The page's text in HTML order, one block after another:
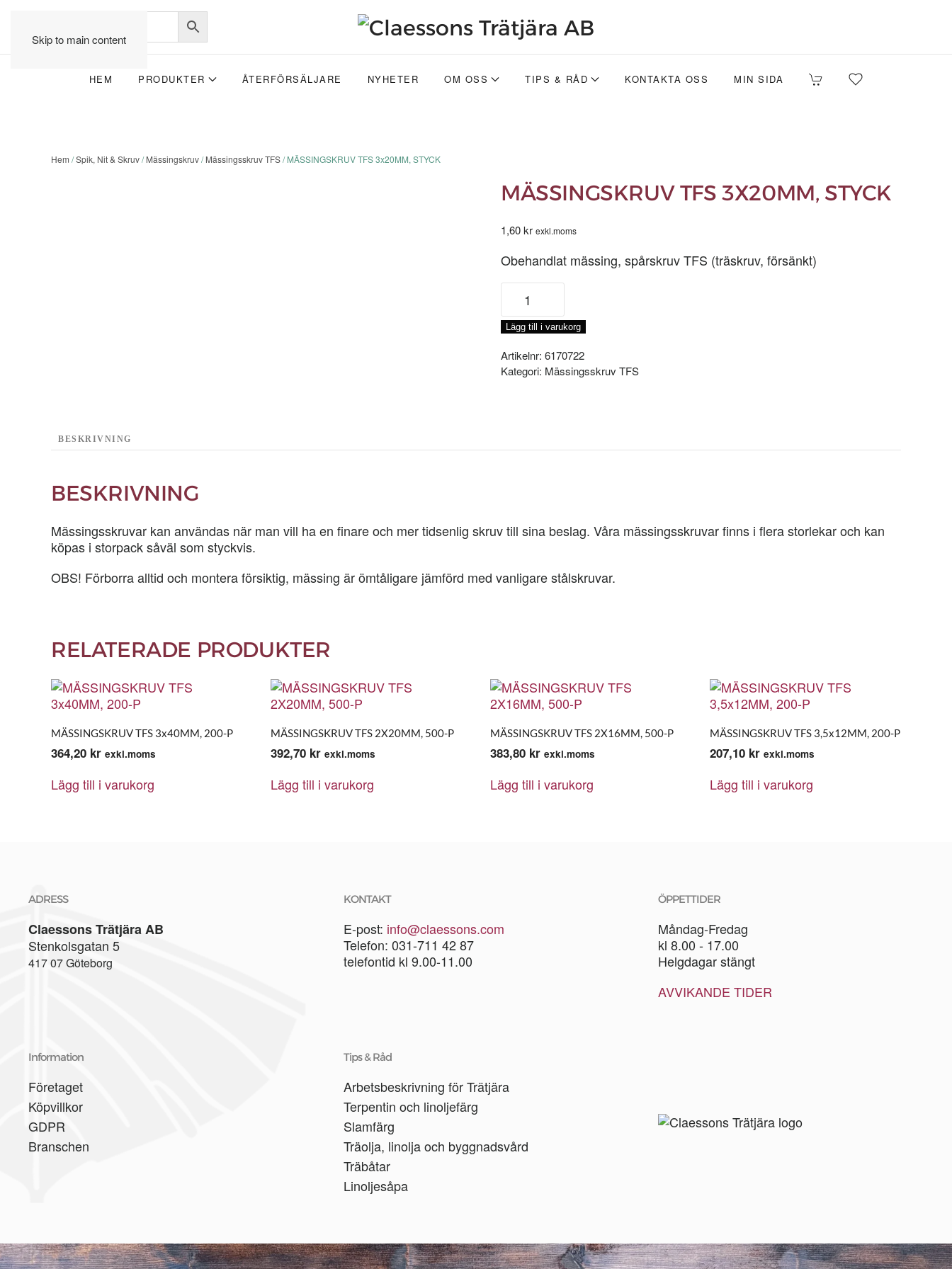
Skip to main content
HEM PRODUKTER ÅTERFÖRSÄLJARE NYHETER OM OSS TIPS & RÅD KONTAKTA OSS MIN SIDA
Hem /Spik, Nit & Skruv/Mässingskruv/Mässingsskruv TFS/ MÄSSINGSKRUV TFS 3x20MM, STYCK
MÄSSINGSKRUV TFS 3X20MM, STYCK
1,60kr exkl.moms
Obehandlat mässing, spårskruv TFS (träskruv, försänkt)
MÄSSINGSKRUV
3x20MM,
STYCK
mängd
Lägg till i varukorg
Artikelnr: 6170722
Kategori: Mässingsskruv TFS
BESKRIVNING
BESKRIVNING
Mässingsskruvar kan användas när man vill ha en finare och mer tidsenlig skruv till sina beslag. Våra mässingsskruvar finns i flera storlekar och kan
köpas i storpack såväl som styckvis.
OBS! Förborra alltid och montera försiktig, mässing är ömtåligare jämförd med vanligare stålskruvar.
RELATERADE PRODUKTER
MÄSSINGSKRUV TFS 3x40MM, 200-P
364,20 kr exkl.moms
Lägg till i varukorg
MÄSSINGSKRUV TFS 2X20MM, 500-P
392,70 kr exkl.moms
Lägg till i varukorg
MÄSSINGSKRUV TFS 2X16MM, 500-P
383,80 kr exkl.moms
Lägg till i varukorg
MÄSSINGSKRUV TFS 3,5x12MM, 200-P
207,10 kr exkl.moms
Lägg till i varukorg
ADRESS
Claessons Trätjära AB
Stenkolsgatan 5
417 07 Göteborg
KONTAKT
E-post: info@claessons.com
Telefon: 031-711 42 87
telefontid kl 9.00-11.00
ÖPPETTIDER
Måndag-Fredag
kl 8.00 - 17.00
Helgdagar stängt
AVVIKANDE TIDER
Information
Företaget
Köpvillkor
GDPR
Branschen
Tips & Råd
Arbetsbeskrivning för Trätjära
Terpentin och linoljefärg
Slamfärg
Träolja, linolja och byggnadsvård
Träbåtar
Linoljesåpa